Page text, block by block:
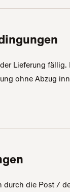
Lieferung fällig.
ohne Abzug
durch die Post /